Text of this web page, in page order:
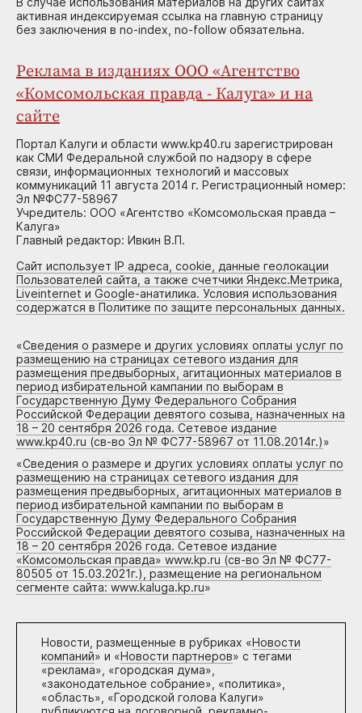
активная индексируемая ссылка на главную страницу
без заключения в no-index, no-follow обязательна.
Реклама в изданиях ООО «Агентство
«Комсомольская правда - Калуга» и на
сайте
Портал Калуги и области www.kp40.ru зарегистрирован
как СМИ Федеральной службой по надзору в сфере
связи, информационных технологий и массовых
коммуникаций 11 августа 2014 г. Регистрационный номер:
Эл №ФС77-58967
Учредитель: ООО «Агентство «Комсомольская правда –
Калуга»
Главный редактор: Ивкин В.П.
Сайт использует IP адреса, cookie, данные геолокации
Пользователей сайта, а также счетчики Яндекс.Метрика,
Liveinternet и Google-анатилика. Условия использования
содержатся в Политике по защите персональных данных.
«Сведения о размере и других условиях оплаты услуг по
размещению на страницах сетевого издания для
размещения предвыборных, агитационных материалов в
период избирательной кампании по выборам в
Государственную Думу Федерального Собрания
Российской Федерации девятого созыва, назначенных на
18 – 20 сентября 2026 года. Сетевое издание
www.kp40.ru (св-во Эл № ФС77-58967 от 11.08.2014г.)»
«Сведения о размере и других условиях оплаты услуг по
размещению на страницах сетевого издания для
размещения предвыборных, агитационных материалов в
период избирательной кампании по выборам в
Государственную Думу Федерального Собрания
Российской Федерации девятого созыва, назначенных на
18 – 20 сентября 2026 года. Сетевое издание
«Комсомольская правда» www.kp.ru (св-во Эл № ФС77-
80505 от 15.03.2021г.), размещение на региональном
сегменте сайта: www.kaluga.kp.ru»
Новости, размещенные в рубриках «Новости
компаний» и «Новости партнеров» с тегами
«реклама», «городская дума»,
«законодательное собрание», «политика»,
«область», «Городской голова Калуги»